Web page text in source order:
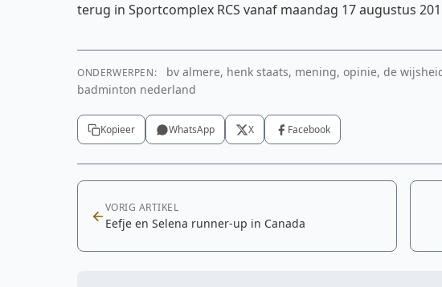
terug in Sportcomplex RCS vanaf maandag 17 augustus
ONDERWERPEN:
bv almere, henk staats, mening, opinie, de
badminton nederland
Kopieer WhatsApp X Facebook
VORIG ARTIKEL
Eefje en Selena runner-up in Canada